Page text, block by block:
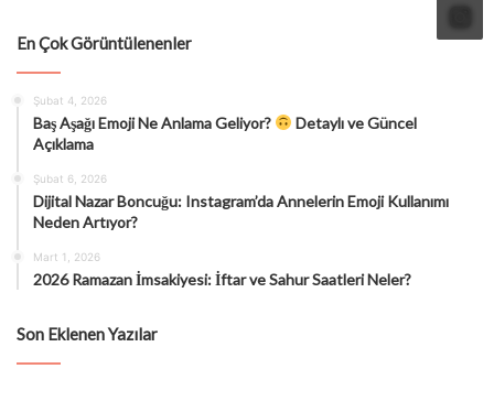
En Çok Görüntülenenler
Şubat 4, 2026
Baş Aşağı Emoji Ne Anlama Geliyor?
Detaylı ve Güncel
Açıklama
Şubat 6, 2026
Dijital Nazar Boncuğu: Instagram’da Annelerin Emoji Kullanımı
Neden Artıyor?
Mart 1, 2026
2026 Ramazan İmsakiyesi: İftar ve Sahur Saatleri Neler?
Son Eklenen Yazılar